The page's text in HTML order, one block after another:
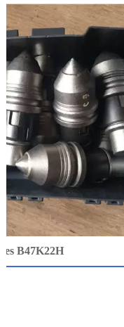
B47K22H